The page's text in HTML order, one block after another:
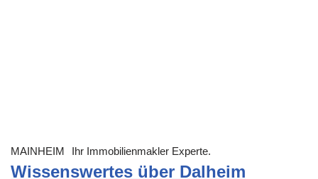
MAINHEIM Ihr Immobilienmakler Experte.
Wissenswertes über Dalheim